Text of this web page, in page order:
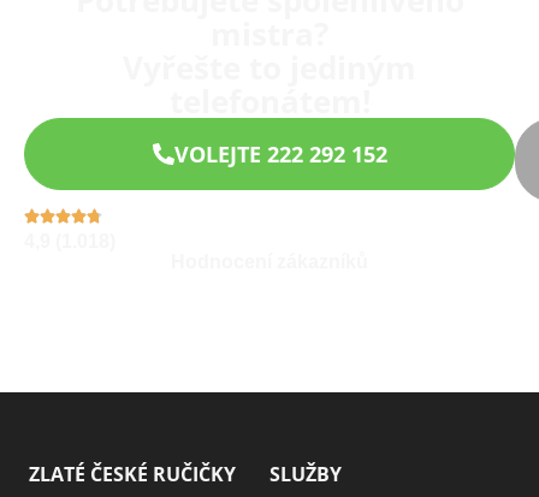
VOLEJTE 222 292 152
ZLATÉ ČESKÉ RUČIČKY SLUŽBY